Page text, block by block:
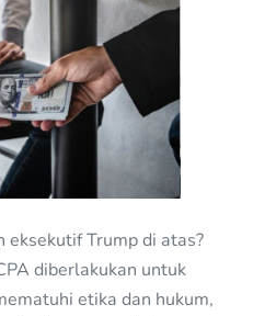
Trump di atas?
diberlakukan untuk
etika dan hukum,